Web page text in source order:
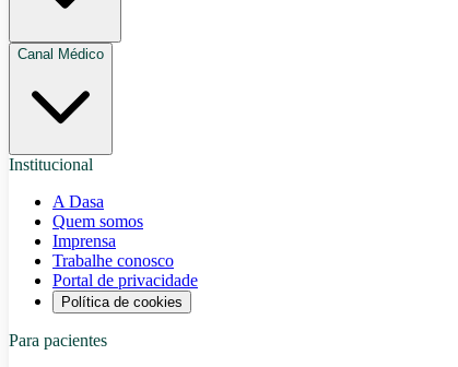
Canal Médico
Institucional
A Dasa
Quem somos
Imprensa
Trabalhe conosco
Portal de privacidade
Política de cookies
Para pacientes